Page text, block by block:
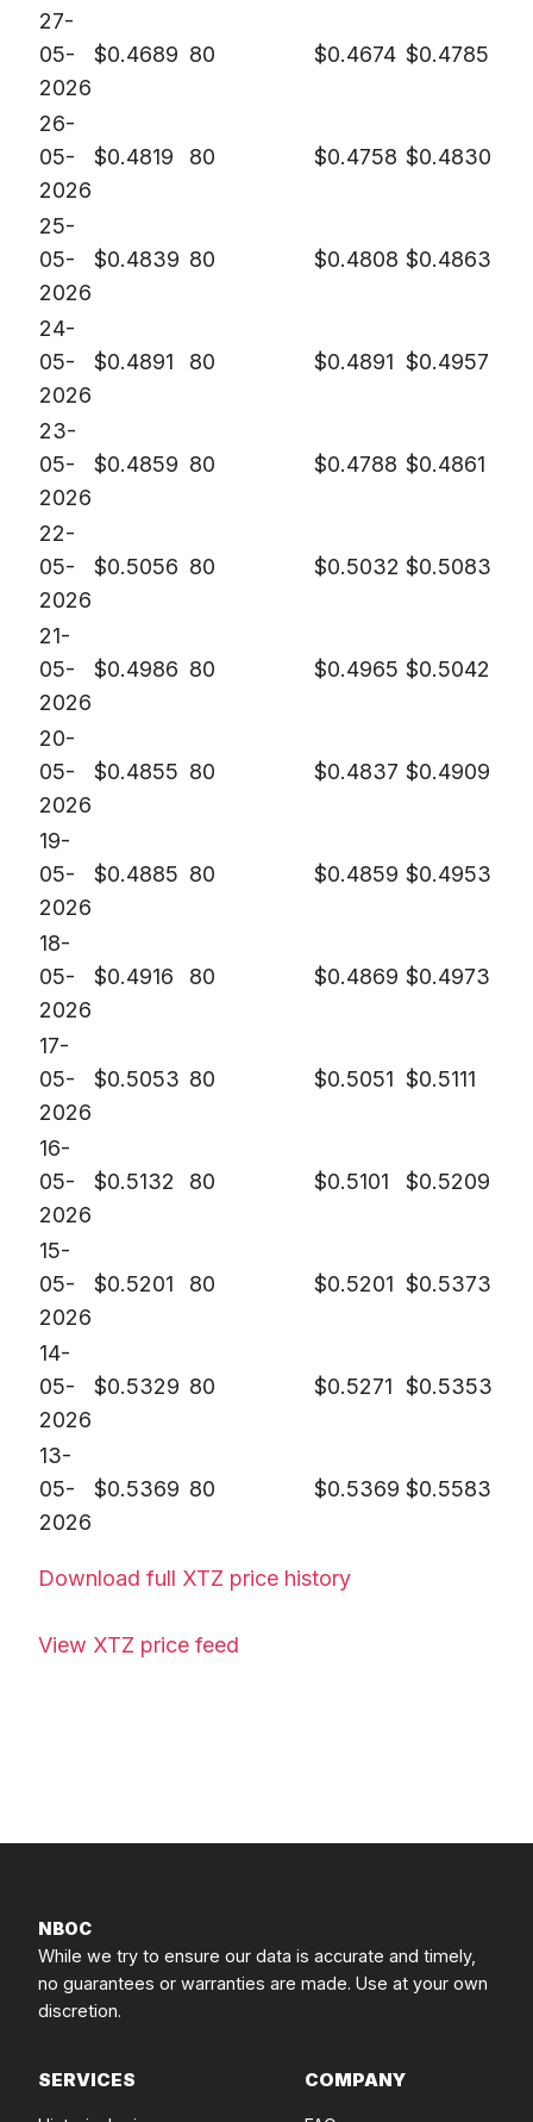
27-
05-
2026
$0.4689 80 $0.4674 $0.4785
26-
05-
2026
$0.4819 80 $0.4758 $0.4830
25-
05-
2026
$0.4839 80 $0.4808 $0.4863
24-
05-
2026
$0.4891 80 $0.4891 $0.4957
23-
05-
2026
$0.4859 80 $0.4788 $0.4861
22-
05-
2026
$0.5056 80 $0.5032 $0.5083
21-
05-
2026
$0.4986 80 $0.4965 $0.5042
20-
05-
2026
$0.4855 80 $0.4837 $0.4909
19-
05-
2026
$0.4885 80 $0.4859 $0.4953
18-
05-
2026
$0.4916 80 $0.4869 $0.4973
17-
05-
2026
$0.5053 80 $0.5051 $0.5111
16-
05-
2026
$0.5132 80 $0.5101 $0.5209
15-
05-
2026
$0.5201 80 $0.5201 $0.5373
14-
05-
2026
$0.5329 80 $0.5271 $0.5353
13-
05-
2026
$0.5369 80 $0.5369 $0.5583
Download full XTZ price history
View XTZ price feed
NBOC
While we try to ensure our data is accurate and timely,
no guarantees or warranties are made. Use at your own
discretion.
SERVICES COMPANY